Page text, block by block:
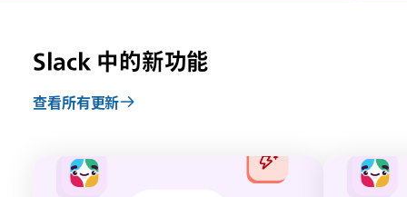
Slack 中的新功能
查看所有更新